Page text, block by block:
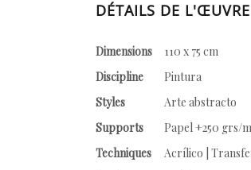
DÉTAILS DE L'ŒUVRE
Dimensions
110 x 75 cm
Discipline
Pintura
Styles
Arte abstracto
Supports
Papel +250 grs/
Techniques
Acrílico |